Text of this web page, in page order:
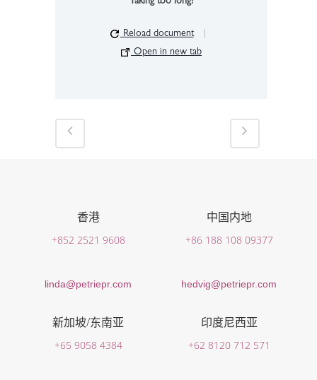
Reload document
Open in new tab
香港
+852 2521 9608
linda@petriepr.com
中国内地
+86 188 108 09377
hedvig@petriepr.com
新加坡/东南亚
+65 9058 4384
印度尼西亚
+62 8120 712 571